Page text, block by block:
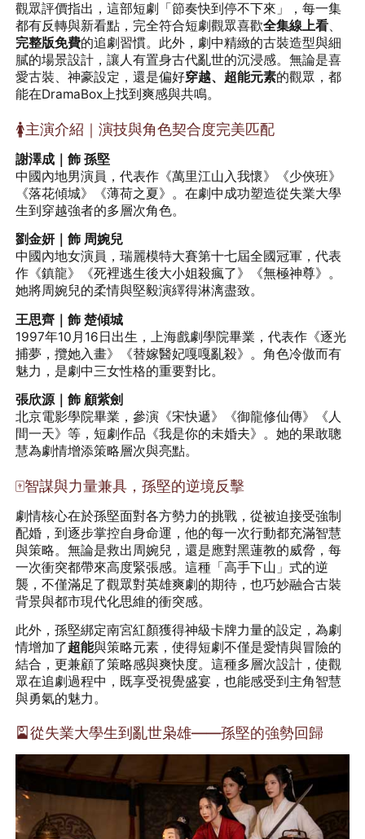
觀眾評價指出，這部短劇「節奏快到停不下來」，每一集
都有反轉與新看點，完全符合短劇觀眾喜歡全集線上看、
完整版免費的追劇習慣。此外，劇中精緻的古裝造型與細
膩的場景設計，讓人有置身古代亂世的沉浸感。無論是喜
愛古裝、神豪設定，還是偏好穿越、超能元素的觀眾，都
能在DramaBox上找到爽感與共鳴。
🚺主演介紹｜演技與角色契合度完美匹配
謝澤成｜飾 孫堅
中國內地男演員，代表作《萬里江山入我懷》《少俠班》
《落花傾城》《薄荷之夏》。在劇中成功塑造從失業大學
生到穿越強者的多層次角色。
劉金妍｜飾 周婉兒
中國內地女演員，瑞麗模特大賽第十七屆全國冠軍，代表
作《鎮龍》《死裡逃生後大小姐殺瘋了》《無極神尊》。
她將周婉兒的柔情與堅毅演繹得淋漓盡致。
王思齊｜飾 楚傾城
1997年10月16日出生，上海戲劇學院畢業，代表作《逐光
捕夢，攬她入畫》《替嫁醫妃嘎嘎亂殺》。角色冷傲而有
魅力，是劇中三女性格的重要對比。
張欣源｜飾 顧紫劍
北京電影學院畢業，參演《宋快遞》《御龍修仙傳》《人
間一天》等，短劇作品《我是你的未婚夫》。她的果敢聰
慧為劇情增添策略層次與亮點。
🀄智謀與力量兼具，孫堅的逆境反擊
劇情核心在於孫堅面對各方勢力的挑戰，從被迫接受強制
配婚，到逐步掌控自身命運，他的每一次行動都充滿智慧
與策略。無論是救出周婉兒，還是應對黑蓮教的威脅，每
一次衝突都帶來高度緊張感。這種「高手下山」式的逆
襲，不僅滿足了觀眾對英雄爽劇的期待，也巧妙融合古裝
背景與都市現代化思維的衝突感。
此外，孫堅綁定南宮紅顏獲得神級卡牌力量的設定，為劇
情增加了超能與策略元素，使得短劇不僅是愛情與冒險的
結合，更兼顧了策略感與爽快度。這種多層次設計，使觀
眾在追劇過程中，既享受視覺盛宴，也能感受到主角智慧
與勇氣的魅力。
🎴從失業大學生到亂世枭雄——孫堅的強勢回歸